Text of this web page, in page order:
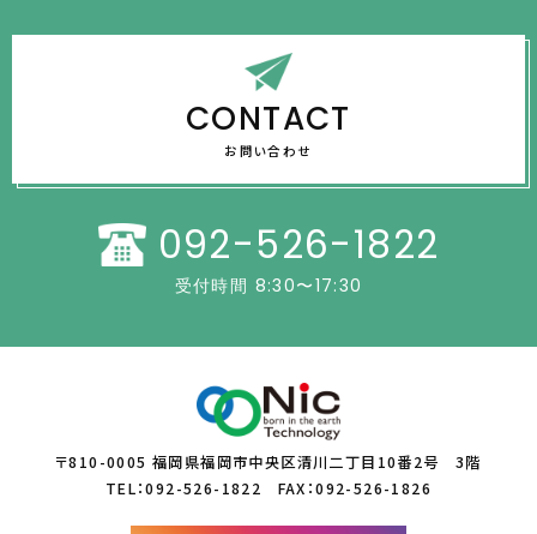
CONTACT
お問い合わせ
092-526-1822
受付時間 8:30〜17:30
〒810-0005 福岡県福岡市中央区清川二丁目10番2号 3階
TEL：092-526-1822 FAX：092-526-1826